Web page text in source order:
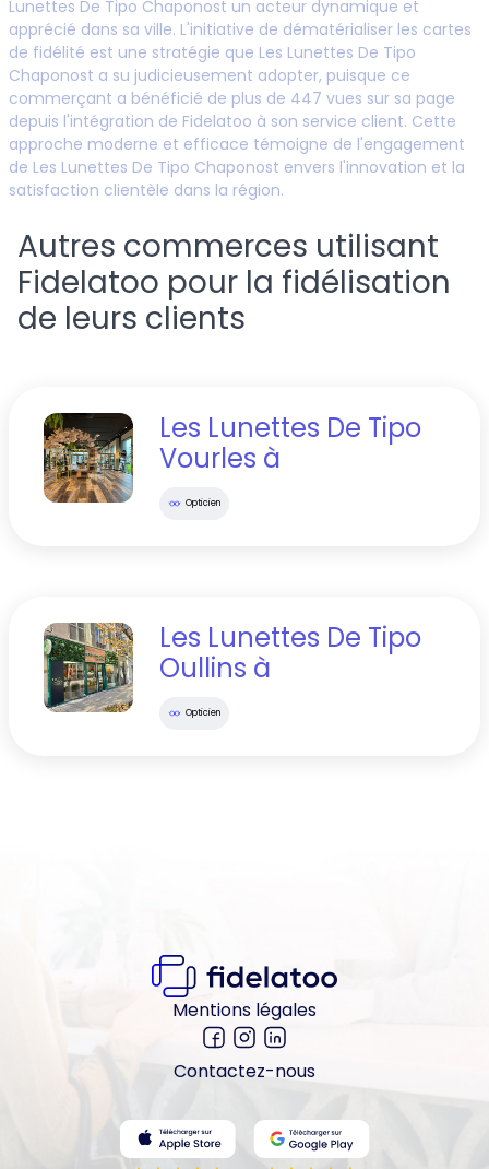
Lunettes De Tipo Chaponost un acteur dynamique et
apprécié dans sa ville. L'initiative de dématérialiser les cartes
de fidélité est une stratégie que Les Lunettes De Tipo
Chaponost a su judicieusement adopter, puisque ce
commerçant a bénéficié de plus de 447 vues sur sa page
depuis l'intégration de Fidelatoo à son service client. Cette
approche moderne et efficace témoigne de l'engagement
de Les Lunettes De Tipo Chaponost envers l'innovation et la
satisfaction clientèle dans la région.
Autres commerces utilisant
Fidelatoo pour la fidélisation
de leurs clients
Les Lunettes De Tipo
Vourles à
Opticien
Les Lunettes De Tipo
Oullins à
Opticien
Mentions légales
Contactez-nous